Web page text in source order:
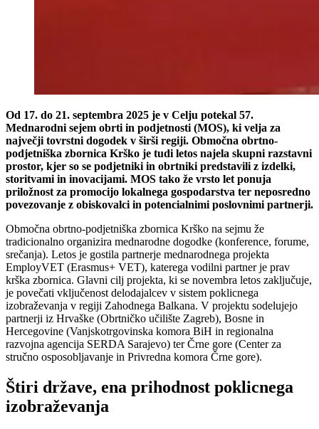
Od 17. do 21. septembra 2025 je v Celju potekal 57.
Mednarodni sejem obrti in podjetnosti (MOS), ki velja za
največji tovrstni dogodek v širši regiji. Območna obrtno-
podjetniška zbornica Krško je tudi letos najela skupni razstavni
prostor, kjer so se podjetniki in obrtniki predstavili z izdelki,
storitvami in inovacijami. MOS tako že vrsto let ponuja
priložnost za promocijo lokalnega gospodarstva ter neposredno
povezovanje z obiskovalci in potencialnimi poslovnimi partnerji.
Območna obrtno-podjetniška zbornica Krško na sejmu že
tradicionalno organizira mednarodne dogodke (konference, forume,
srečanja). Letos je gostila partnerje mednarodnega projekta
EmployVET (Erasmus+ VET), katerega vodilni partner je prav
krška zbornica. Glavni cilj projekta, ki se novembra letos zaključuje,
je povečati vključenost delodajalcev v sistem poklicnega
izobraževanja v regiji Zahodnega Balkana. V projektu sodelujejo
partnerji iz Hrvaške (Obrtničko učilište Zagreb), Bosne in
Hercegovine (Vanjskotrgovinska komora BiH in regionalna
razvojna agencija SERDA Sarajevo) ter Črne gore (Center za
stručno osposobljavanje in Privredna komora Črne gore).
Štiri države, ena prihodnost poklicnega
izobraževanja